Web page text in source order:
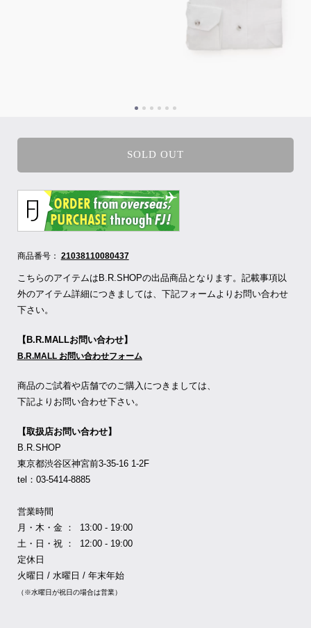
SOLD OUT
商品番号： 21038110080437
こちらのアイテムはB.R.SHOPの出品商品となります。記載事項以
外のアイテム詳細につきましては、下記フォームよりお問い合わせ
下さい。
【B.R.MALLお問い合わせ】
B.R.MALL お問い合わせフォーム
商品のご試着や店舗でのご購入につきましては、
下記よりお問い合わせ下さい。
【取扱店お問い合わせ】
B.R.SHOP
東京都渋谷区神宮前3-35-16 1-2F
tel：03-5414-8885
営業時間
月・木・金 ： 13:00 - 19:00
土・日・祝 ： 12:00 - 19:00
定休日
火曜日 / 水曜日 / 年末年始
（※水曜日が祝日の場合は営業）